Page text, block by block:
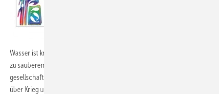
Wasser ist knapp – nur nicht bei uns. Weltweit jedoch wird der Zugang
zu sauberem Trinkwasser künftig über politische, wirtschaftliche und
gesellschaftliche Belange der Nationen entscheiden – kurz gesagt:
über Krieg und Frieden.